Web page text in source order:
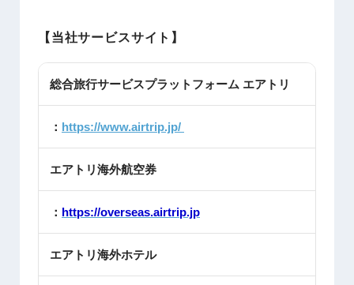
【当社サービスサイト】
総合旅行サービスプラットフォーム エアトリ
： https://www.airtrip.jp/
エアトリ海外航空券
： https://overseas.airtrip.jp
エアトリ海外ホテル